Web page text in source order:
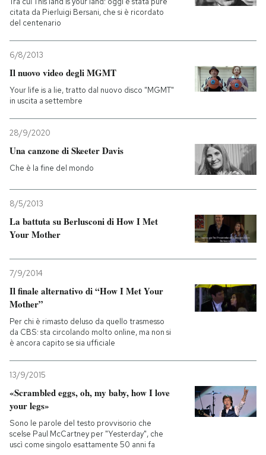
citata da Pierluigi Bersani, che si è ricordato
del centenario
6/8/2013
Il nuovo video degli MGMT
Your life is a lie, tratto dal nuovo disco "MGMT"
in uscita a settembre
28/9/2020
Una canzone di Skeeter Davis
Che è la fine del mondo
8/5/2013
La battuta su Berlusconi di How I Met
Your Mother
7/9/2014
Il finale alternativo di “How I Met Your
Mother”
Per chi è rimasto deluso da quello trasmesso
da CBS: sta circolando molto online, ma non si
è ancora capito se sia ufficiale
13/9/2015
«Scrambled eggs, oh, my baby, how I love
your legs»
Sono le parole del testo provvisorio che
scelse Paul McCartney per "Yesterday", che
uscì come singolo esattamente 50 anni fa